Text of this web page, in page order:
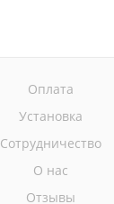
Оплата
Установка
Сотрудничество
О нас
Отзывы